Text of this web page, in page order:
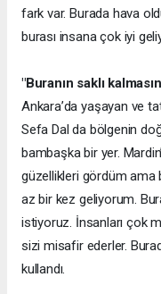
fark var. Burada hava
burası insana çok iyi
"Buranın saklı
Ankara’da yaşayan ve
Sefa Dal da bölgenin
bambaşka bir yer.
güzellikleri gördüm ama
az bir kez geliyorum.
istiyoruz. İnsanları çok
sizi misafir ederler.
kullandı.